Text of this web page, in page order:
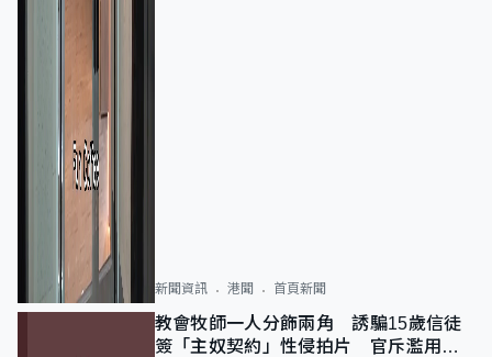
新聞資訊 港聞 首頁新聞
教會牧師一人分飾兩角 誘騙15歲信徒
簽「主奴契約」性侵拍片 官斥濫用教